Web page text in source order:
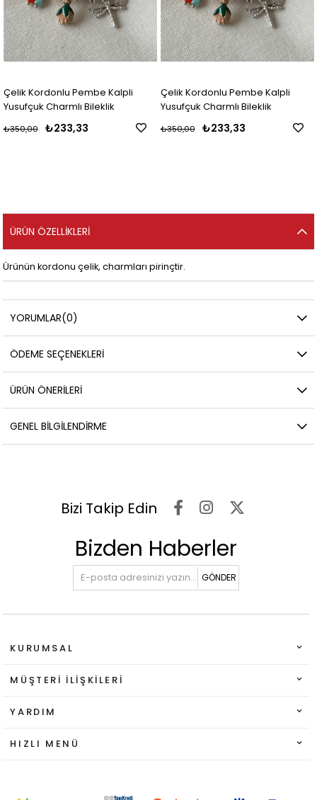
Çelik Kordonlu Pembe Kalpli
Yusufçuk Charmlı Bileklik
₺233,33
₺350,00
Çelik Kordonlu Pembe Kalpli
Yusufçuk Charmlı Bileklik
₺233,33
₺350,00
ÜRÜN ÖZELLIKLERI
Ürünün kordonu çelik, charmları pirinçtir.
YORUMLAR(0)
ÖDEME SEÇENEKLERI
ÜRÜN ÖNERILERI
GENEL BILGILENDIRME
Bizi Takip Edin
Bizden Haberler
GÖNDER
KURUMSAL
MÜŞTERI İLIŞKILERI
YARDIM
HIZLI MENÜ